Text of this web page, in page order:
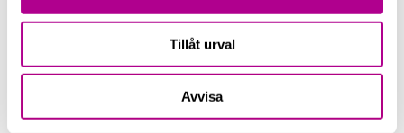
Tillåt urval
Avvisa